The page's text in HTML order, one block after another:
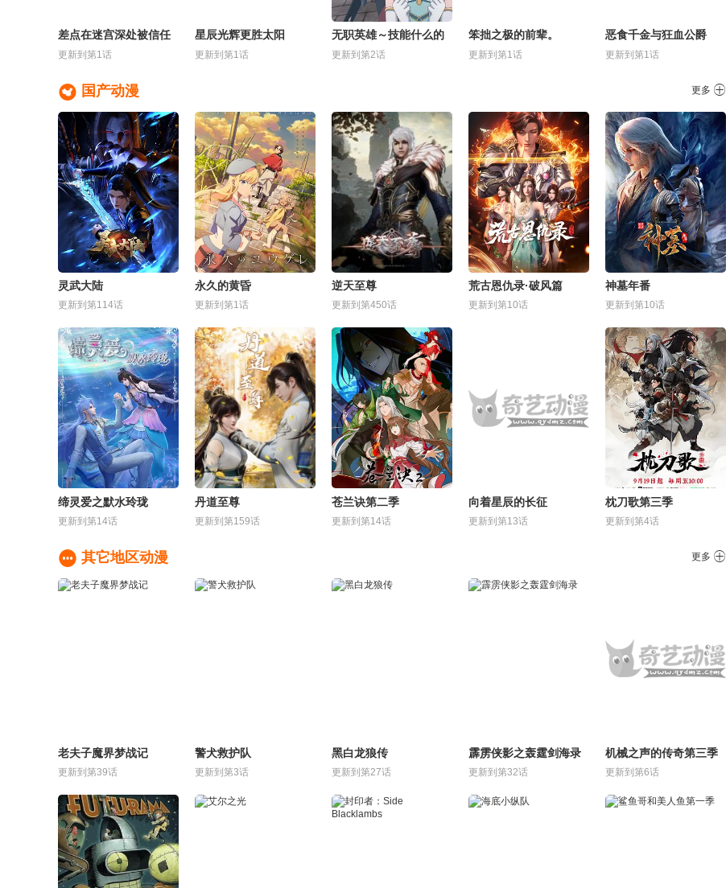
差点在迷宫深处被信任
的伙伴杀掉
更新到第1话
星辰光辉更胜太阳
更新到第1话
无职英雄～技能什么的
毫无用处～
更新到第2话
笨拙之极的前辈。
更新到第1话
恶食千金与狂血公爵
更新到第1话
更多 
 国产动漫
灵武大陆
更新到第114话
永久的黄昏
更新到第1话
逆天至尊
更新到第450话
荒古恩仇录·破风篇
更新到第10话
神墓年番
更新到第10话
缔灵爱之默水玲珑
更新到第14话
丹道至尊
更新到第159话
苍兰诀第二季
更新到第14话
向着星辰的长征
更新到第13话
枕刀歌第三季
更新到第4话
更多 
 其它地区动漫
老夫子魔界梦战记
更新到第39话
警犬救护队
更新到第3话
黑白龙狼传
更新到第27话
霹雳侠影之轰霆剑海录
更新到第32话
机械之声的传奇第三季
更新到第6话